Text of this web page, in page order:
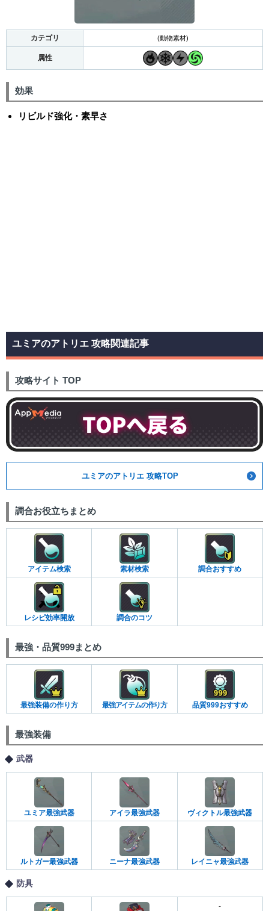
カテゴリ (動物素材)
属性
効果
リビルド強化・素早さ
ユミアのアトリエ 攻略関連記事
攻略サイト TOP
ユミアのアトリエ 攻略TOP
調合お役立ちまとめ
アイテム検索 素材検索 調合おすすめ
レシピ効率開放 調合のコツ
最強・品質999まとめ
最強装備の作り方 最強アイテムの作り方 品質999おすすめ
最強装備
武器
ユミア最強武器 アイラ最強武器 ヴィクトル最強武器
ルトガー最強武器 ニーナ最強武器 レイニャ最強武器
防具
-